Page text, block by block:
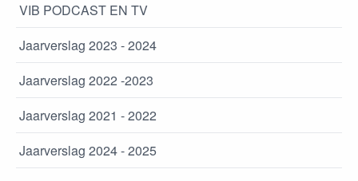
VIB PODCAST EN TV
Jaarverslag 2023 - 2024
Jaarverslag 2022 -2023
Jaarverslag 2021 - 2022
Jaarverslag 2024 - 2025